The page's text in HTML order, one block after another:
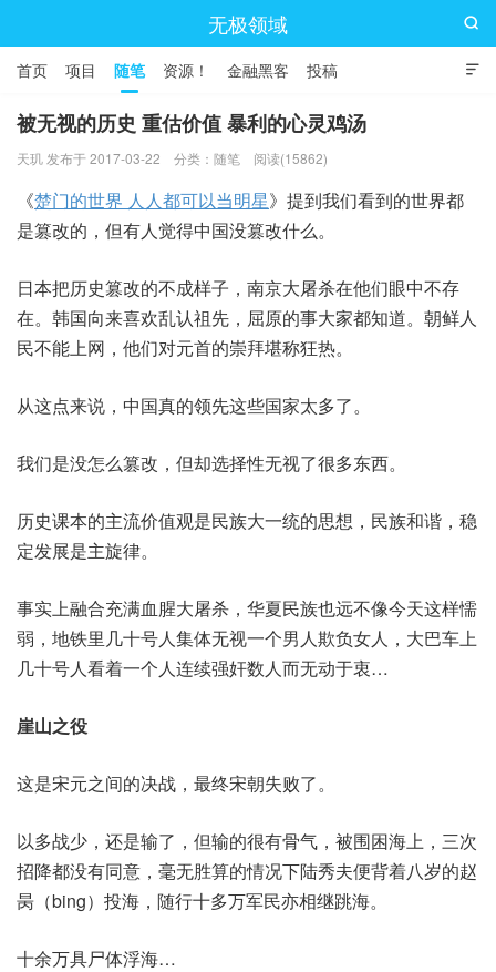
无极领域

首页 项目 随笔 资源！ 金融黑客 投稿

被无视的历史 重估价值 暴利的心灵鸡汤
天玑 发布于 2017-03-22 分类： 随笔 阅读(15862)
《楚门的世界 人人都可以当明星》提到我们看到的世界都
是篡改的，但有人觉得中国没篡改什么。
日本把历史篡改的不成样子，南京大屠杀在他们眼中不存
在。韩国向来喜欢乱认祖先，屈原的事大家都知道。朝鲜人
民不能上网，他们对元首的崇拜堪称狂热。
从这点来说，中国真的领先这些国家太多了。
我们是没怎么篡改，但却选择性无视了很多东西。
历史课本的主流价值观是民族大一统的思想，民族和谐，稳
定发展是主旋律。
事实上融合充满血腥大屠杀，华夏民族也远不像今天这样懦
弱，地铁里几十号人集体无视一个男人欺负女人，大巴车上
几十号人看着一个人连续强奸数人而无动于衷…
崖山之役
这是宋元之间的决战，最终宋朝失败了。
以多战少，还是输了，但输的很有骨气，被围困海上，三次
招降都没有同意，毫无胜算的情况下陆秀夫便背着八岁的赵
昺（bing）投海，随行十多万军民亦相继跳海。
十余万具尸体浮海…